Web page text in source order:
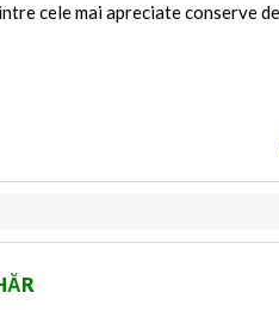
cele mai apreciate conserve